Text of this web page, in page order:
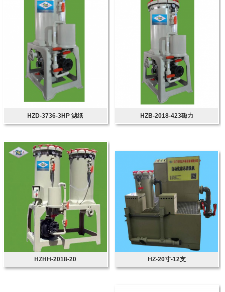
HZD-3736-3HP 滤纸 HZB-2018-423磁力
HZHH-2018-20 HZ-20寸-12支